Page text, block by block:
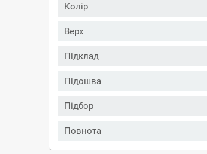
Колір
Верх
Підклад
Підошва
Підбор
Повнота